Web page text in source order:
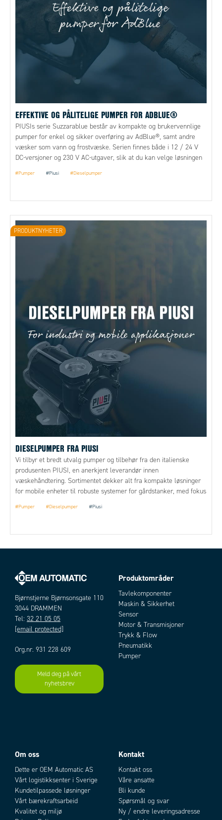
EFFEKTIVE OG PÅLITELIGE PUMPER FOR ADBLUE®
PIUSIs serie Suzzarablue består av kompakte og brukervennlige
pumper for enkel og sikker overføring av AdBlue®, samt andre
væsker som vann og frostvæske. Serien finnes både i 12 / 24 V
DC-versjoner og 230 V AC-utgaver, slik at du kan velge løsningen
stasjonært eller mobilt.
#Pumper #Piusi #Dieselpumper
DIESELPUMPER FRA PIUSI
Vi tilbyr et bredt utvalg pumper og tilbehør fra den italienske
produsenten PIUSI, en anerkjent leverandør innen
væskehåndtering. Sortimentet dekker alt fra kompakte løsninger
for mobile enheter til robuste systemer for gårdstanker, med fokus
#Pumper #Dieselpumper #Piusi
PRODUKTNYHETER
Bjørnstjerne Bjørnsonsgate 110
3044 DRAMMEN
Tel: 32 21 05 05
[email protected]
Org.nr. 931 228 609
Meld deg på vårt
nyhetsbrev
Produktområder
Tavlekomponenter
Maskin & Sikkerhet
Sensor
Motor & Transmisjoner
Trykk & Flow
Pneumatikk
Pumper
Om oss
Dette er OEM Automatic AS
Vårt logistikksenter i Sverige
Kundetilpassede løsninger
Vårt bærekraftsarbeid
Kvalitet og miljø
Kontakt
Kontakt oss
Våre ansatte
Bli kunde
Spørsmål og svar
Ny / endre leveringsadresse